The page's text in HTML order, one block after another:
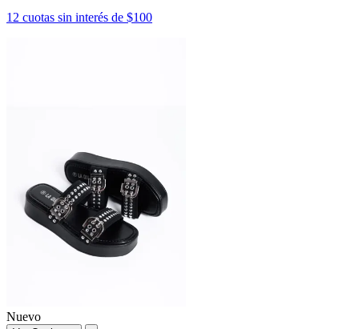
12 cuotas sin interés de $100
Nuevo